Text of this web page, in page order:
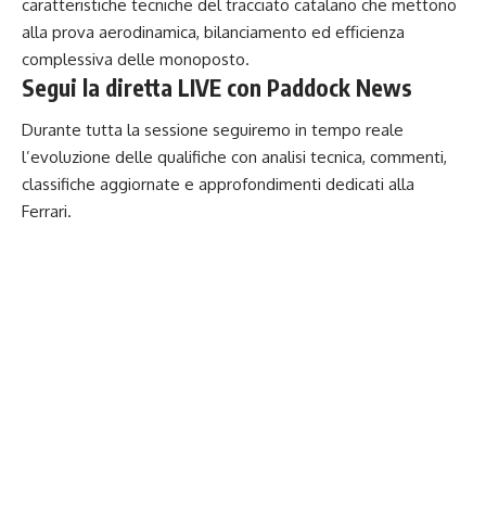
caratteristiche tecniche del tracciato catalano che mettono
alla prova aerodinamica, bilanciamento ed efficienza
complessiva delle monoposto.
Segui la diretta LIVE con Paddock News
Durante tutta la sessione seguiremo in tempo reale
l’evoluzione delle qualifiche con analisi tecnica, commenti,
classifiche aggiornate e approfondimenti dedicati alla
Ferrari.